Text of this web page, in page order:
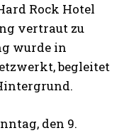
Rock Hotel
vertraut zu
wurde in
begleitet
den 9.